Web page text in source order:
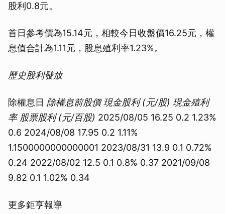
股利0.8元。
首日參考價為15.14元，相較今日收盤價16.25元，權
息值合計為1.11元，股息殖利率1.23%。
歷史股利發放
除權息日 除權息前股價 現金股利 (元/股) 現金殖利
率 股票股利 (元/百股) 2025/08/05 16.25 0.2 1.23%
0.6 2024/08/08 17.95 0.2 1.11%
1.1500000000000001 2023/08/31 13.9 0.1 0.72%
0.24 2022/08/02 12.5 0.1 0.8% 0.37 2021/09/08
9.82 0.1 1.02% 0.34
更多鉅亨報導